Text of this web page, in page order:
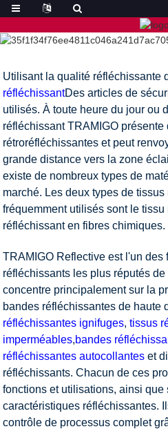
Utilisant la qualité réfléchissante
réfléchissantDes articles de
utilisés. À toute heure du jour ou
réfléchissant TRAMIGO
rétroréfléchissantes et peut
grande distance vers la zone
existe de nombreux types de
marché. Les deux types de
fréquemment utilisés sont le
réfléchissant en fibres chimiques.
TRAMIGO Reflective est l'un des
réfléchissants les plus réputés
concentre principalement sur la
bandes réfléchissantes de haute
réfléchissantes ignifuges,tissus
imperméables,bandes
réfléchissantes autocollantes et
réfléchissants. Chacun de ces
fonctions et utilisations, ainsi que
caractéristiques réfléchissantes.
contrôle de processus complet